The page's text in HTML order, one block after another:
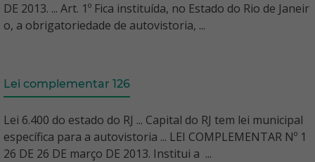
DE 2013. ... Art. 1º Fica instituída, no Estado do Rio de Janeir
o, a obrigatoriedade de autovistoria, ...
Lei complementar 126
Lei 6.400 do estado do RJ ... Capital do RJ tem lei municipal
específica para a autovistoria ... LEI COMPLEMENTAR Nº 1
26 DE 26 DE março DE 2013. Institui a ...